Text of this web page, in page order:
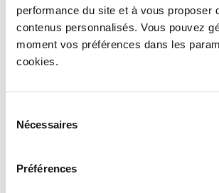
performance du site et à vous proposer
contenus personnalisés. Vous pouvez
moment vos préférences dans les
cookies.
Nécessaires
Préférences